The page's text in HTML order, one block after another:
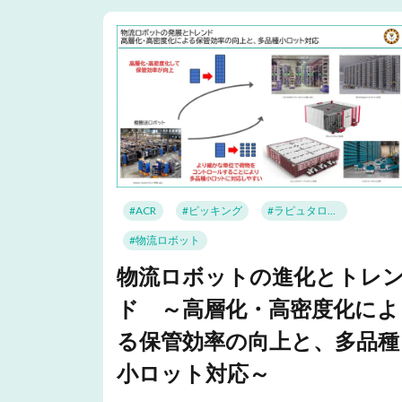
#ACR #ピッキング #ラピュタロボティクス
#物流ロボット
物流ロボットの進化とトレ
ド ～高層化・高密度化によ
る保管効率の向上と、多品種
小ロット対応～